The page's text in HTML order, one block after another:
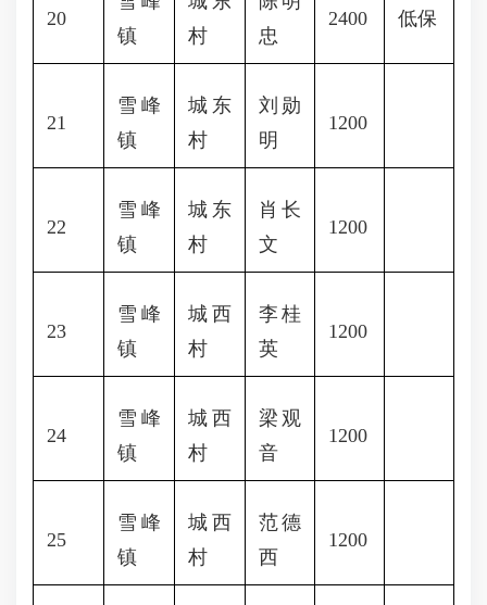
20
镇
村
忠
2400 低保
21
雪峰
镇
城东
村
刘勋
明
1200
22
雪峰
镇
城东
村
肖长
文
1200
23
雪峰
镇
城西
村
李桂
英
1200
24
雪峰
镇
城西
村
梁观
音
1200
25
雪峰
镇
城西
村
范德
西
1200